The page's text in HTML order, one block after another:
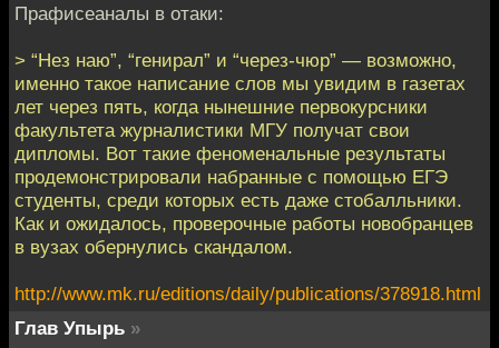
Прафисеаналы в отаки:
> “Нез наю”, “генирал” и “через-чюр” — возможно,
именно такое написание слов мы увидим в газетах
лет через пять, когда нынешние первокурсники
факультета журналистики МГУ получат свои
дипломы. Вот такие феноменальные результаты
продемонстрировали набранные с помощью ЕГЭ
студенты, среди которых есть даже стобалльники.
Как и ожидалось, проверочные работы новобранцев
в вузах обернулись скандалом.
http://www.mk.ru/editions/daily/publications/378918.html
Глав Упырь »